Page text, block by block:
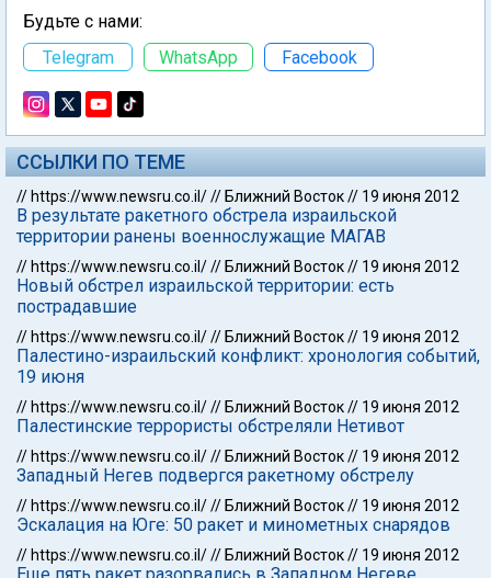
Будьте с нами:
Telegram
WhatsApp Facebook
ССЫЛКИ ПО ТЕМЕ
// https://www.newsru.co.il/// Ближний Восток// 19 июня 2012
В результате ракетного обстрела израильской
территории ранены военнослужащие МАГАВ
// https://www.newsru.co.il/// Ближний Восток// 19 июня 2012
Новый обстрел израильской территории: есть
пострадавшие
// https://www.newsru.co.il/// Ближний Восток// 19 июня 2012
Палестино-израильский конфликт: хронология событий,
19 июня
// https://www.newsru.co.il/// Ближний Восток// 19 июня 2012
Палестинские террористы обстреляли Нетивот
// https://www.newsru.co.il/// Ближний Восток// 19 июня 2012
Западный Негев подвергся ракетному обстрелу
// https://www.newsru.co.il/// Ближний Восток// 19 июня 2012
Эскалация на Юге: 50 ракет и минометных снарядов
// https://www.newsru.co.il/// Ближний Восток// 19 июня 2012